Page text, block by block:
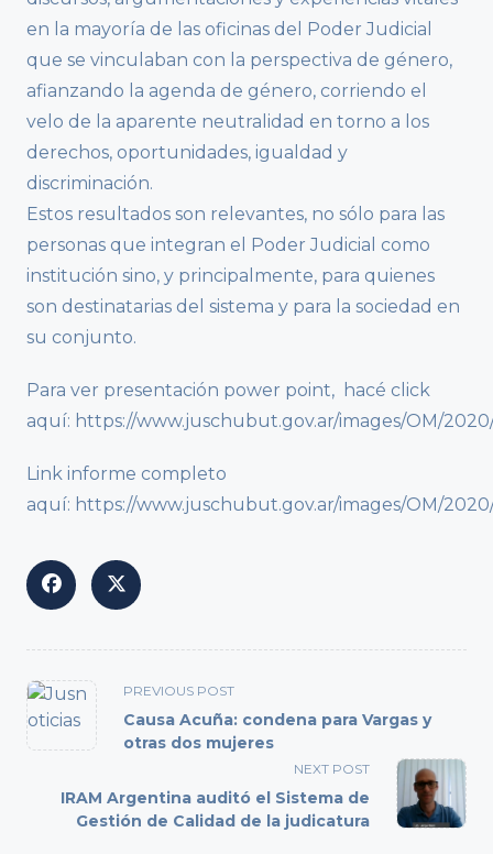
en la mayoría de las oficinas del Poder Judicial
que se vinculaban con la perspectiva de género,
afianzando la agenda de género, corriendo el
velo de la aparente neutralidad en torno a los
derechos, oportunidades, igualdad y
discriminación.
Estos resultados son relevantes, no sólo para las
personas que integran el Poder Judicial como
institución sino, y principalmente, para quienes
son destinatarias del sistema y para la sociedad en
su conjunto.
Para ver presentación power point, hacé click
aquí: https://www.juschubut.gov.ar/images/OM/
Link informe completo
aquí: https://www.juschubut.gov.ar/images/OM/2020/
<span
class="nav-
subtitle
reader-
text">Page</span>
PREVIOUS POST
Causa Acuña: condena para Vargas y
otras dos mujeres
NEXT POST
IRAM Argentina auditó el Sistema de
Gestión de Calidad de la judicatura